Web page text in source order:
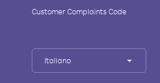
Customer Complaints Code
Italiano